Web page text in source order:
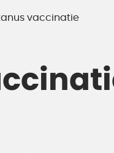
vaccinatie